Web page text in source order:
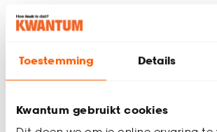
Toestemming Details
Kwantum gebruikt cookies
meenemen. Natuurlijk kun je ook super
shoppen vanuit je luie stoel. Wat je
goedkoopste decoratie lichtjes voor in de